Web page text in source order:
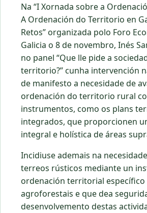
Na “I Xornada sobre a
A Ordenación do Territorio en
Retos” organizada polo Foro
Galicia o 8 de novembro, Inés
no panel “Que lle pide a
territorio?” cunha intervención
de manifesto a necesidade de
ordenación do territorio rural
instrumentos, como os plans
integrados, que proporcionen
integral e holística de áreas
Incidiuse ademais na
terreos rústicos mediante un
ordenación territorial específico
agroforestais e que dea
desenvolvemento destas